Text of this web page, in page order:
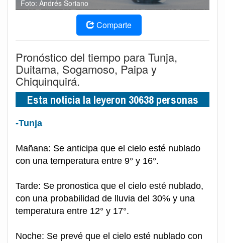
Foto: Andrés Soriano
Comparte
Pronóstico del tiempo para Tunja,
Duitama, Sogamoso, Paipa y
Chiquinquirá.
Esta noticia la leyeron 30638 personas
-Tunja
Mañana: Se anticipa que el cielo esté nublado
con una temperatura entre 9° y 16°.
Tarde: Se pronostica que el cielo esté nublado,
con una probabilidad de lluvia del 30% y una
temperatura entre 12° y 17°.
Noche: Se prevé que el cielo esté nublado con